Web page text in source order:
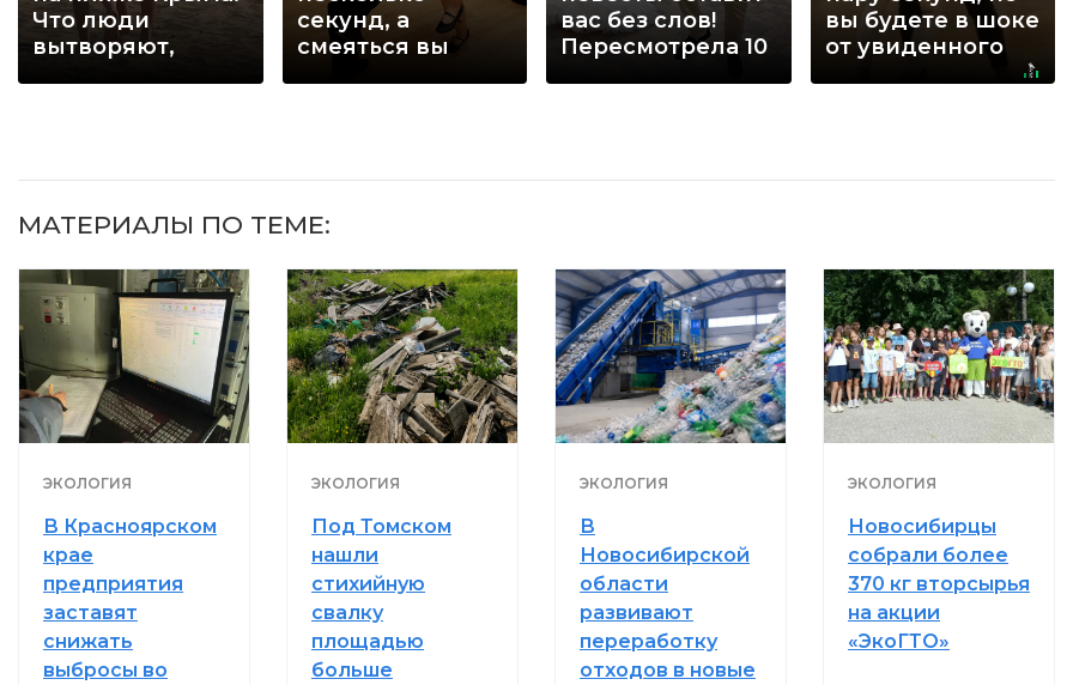
Что люди
вытворяют,
секунд, а
смеяться вы
вас без слов!
Пересмотрела 10
вы будете в шоке
от увиденного
МАТЕРИАЛЫ ПО ТЕМЕ:
ЭКОЛОГИЯ
В Красноярском
крае
предприятия
заставят
снижать
выбросы во
ЭКОЛОГИЯ
Под Томском
нашли
стихийную
свалку
площадью
больше
ЭКОЛОГИЯ
В
Новосибирской
области
развивают
переработку
отходов в новые
ЭКОЛОГИЯ
Новосибирцы
собрали более
370 кг вторсырья
на акции
«ЭкоГТО»